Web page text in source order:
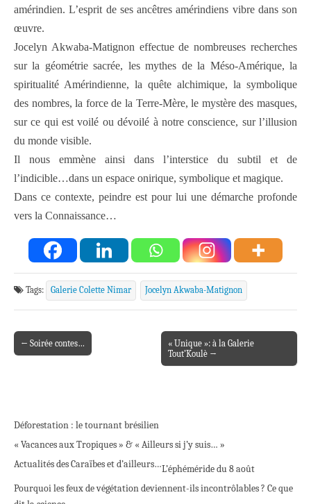
amérindien. L’esprit de ses ancêtres amérindiens vibre dans son
œuvre.
Jocelyn Akwaba-Matignon effectue de nombreuses recherches
sur la géométrie sacrée, les mythes de la Méso-Amérique, la
spiritualité Amérindienne, la quête alchimique, la symbolique
des nombres, la force de la Terre-Mère, le mystère des masques,
sur ce qui est voilé ou dévoilé à notre conscience, sur l’illusion
du monde visible.
Il nous emmène ainsi dans l’interstice du subtil et de
l’indicible…dans un espace onirique, symbolique et magique.
Dans ce contexte, peindre est pour lui une démarche profonde
vers la Connaissance…
Tags: Galerie Colette Nimar Jocelyn Akwaba-Matignon
Post navigation
← Soirée contes…
« Unique »: à la Galerie
Tout’Koulè →
Déforestation : le tournant brésilien
« Vacances aux Tropiques » & « Ailleurs si j’y suis… »
Actualités des Caraïbes et d’ailleurs…L’éphéméride du 8 août
Pourquoi les feux de végétation deviennent-ils incontrôlables ? Ce que